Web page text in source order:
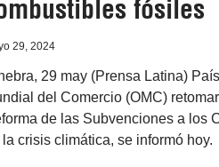
fósiles
29, 2024
29 may (Prensa Latina)
del Comercio (OMC)
de las Subvenciones a los
crisis climática, se informó hoy.